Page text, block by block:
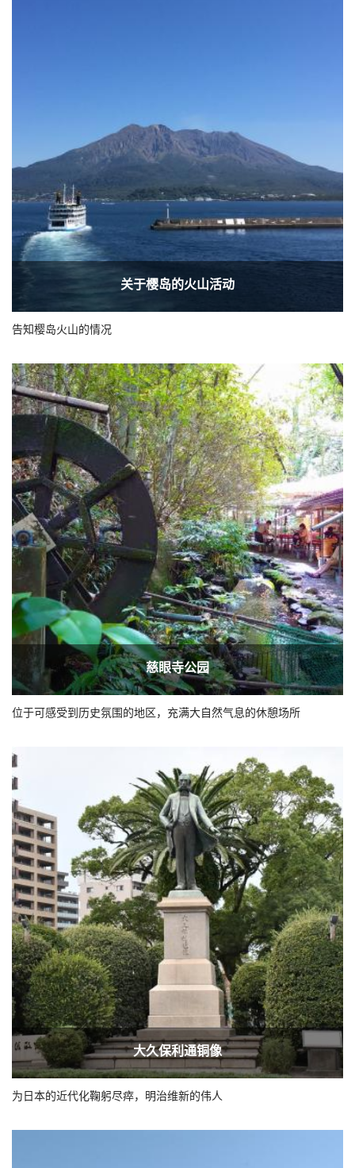
关于樱岛的火山活动
告知樱岛火山的情况
慈眼寺公园
位于可感受到历史氛围的地区，充满大自然气息的休憩场所
大久保利通铜像
为日本的近代化鞠躬尽瘁，明治维新的伟人